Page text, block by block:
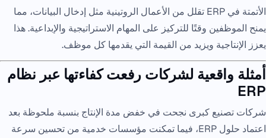
الأتمتة في ERP تقلل من الأعمال الروتينية مثل إدخال البيانات، مما
يمنح الموظفين وقتًا للتركيز على المهام الاستراتيجية والإبداعية. هذا
يعزز الإنتاجية ويزيد من القيمة التي يقدمها كل موظف.
أمثلة واقعية لشركات رفعت كفاءتها عبر نظام
ERP
شركات تصنيع كبرى نجحت في خفض مدة الإنتاج بنسبة ملحوظة بعد
اعتماد حلول ERP، فيما تمكنت مؤسسات خدمية من تحسين سرعة